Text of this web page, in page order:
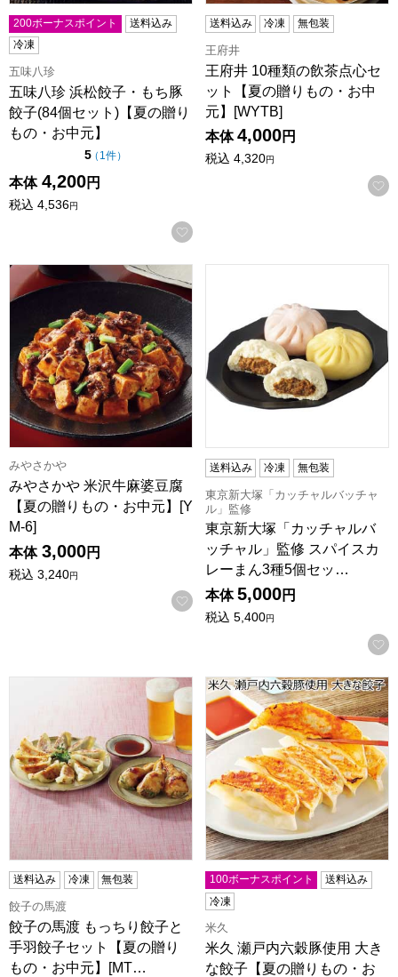
200ボーナスポイント
送料込み
冷凍
五味八珍
五味八珍 浜松餃子・もち豚
餃子(84個セット)【夏の贈り
もの・お中元】
5点（5点満点中）
（ 1件の評価
）
本体 4,200円
税込 4,536円
お気に入りに登録する
送料込み 冷凍 無包装
王府井
王府井 10種類の飲茶点心セ
ット【夏の贈りもの・お中
元】[WYTB]
本体 4,000円
税込 4,320円
みやさかや 米沢牛麻婆豆腐【夏の贈りもの・お中元】[YM-6]
みやさかや
みやさかや 米沢牛麻婆豆腐
【夏の贈りもの・お中元】[Y
M-6]
本体 3,000円
税込 3,240円
お気に入りに登録する
送料込み 冷凍 無包装
東京新大塚「カッチャルバッチャ
ル」監修
東京新大塚「カッチャルバ
ッチャル」監修 スパイスカ
レーまん3種5個セッ…
本体 5,000円
税込 5,400円
餃子の馬渡 もっちり餃子と手羽餃子セット【夏の贈りもの
送料込み 冷凍 無包装
餃子の馬渡
餃子の馬渡 もっちり餃子と
手羽餃子セット【夏の贈り
もの・お中元】[MT…
米久 瀬戸内六穀豚使用 大き
100ボーナスポイント
送料込み
冷凍
米久
米久 瀬戸内六穀豚使用 大き
な餃子【夏の贈りもの・お